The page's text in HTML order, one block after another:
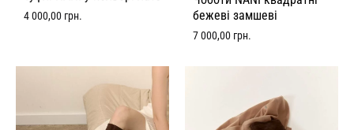
4 000,00 грн.
бежеві замшеві
7 000,00 грн.